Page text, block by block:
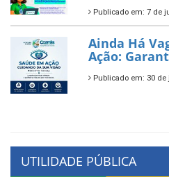
Publicado em: 7 de
Ainda Há
Ação:
Publicado em: 30
UTILIDADE PÚBLICA